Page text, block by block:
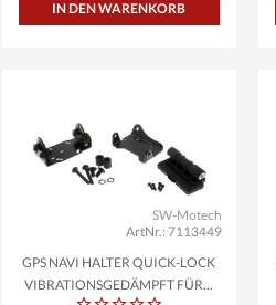
ArtNr.: 7113449
SW-Motech
GPS NAVI HALTER QUICK-LOCK
VIBRATIONSGEDÄMPFT FÜR...